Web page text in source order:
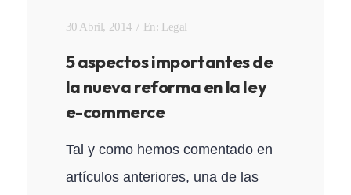
30 Abril, 2014 En: Legal
5 aspectos importantes de
la nueva reforma en la ley
e-commerce
Tal y como hemos comentado en
artículos anteriores, una de las